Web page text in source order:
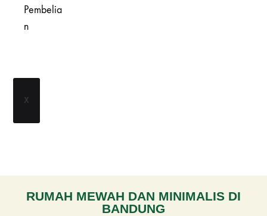
Pembelia
n
X
RUMAH MEWAH DAN MINIMALIS DI
BANDUNG